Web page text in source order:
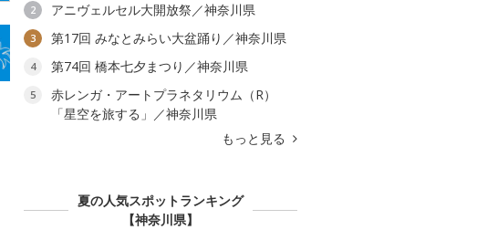
2 アニヴェルセル大開放祭／神奈川県
3 第17回 みなとみらい大盆踊り／神奈川県
4 第74回 橋本七夕まつり／神奈川県
5
赤レンガ・アートプラネタリウム（R）
「星空を旅する」／神奈川県
もっと見る
夏の人気スポットランキング
【神奈川県】